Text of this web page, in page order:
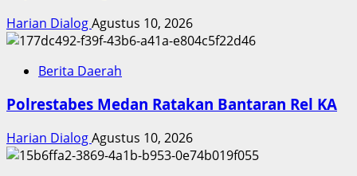
Harian DialogAgustus 10, 2026
Berita Daerah
Polrestabes Medan Ratakan Bantaran Rel KA
Harian DialogAgustus 10, 2026